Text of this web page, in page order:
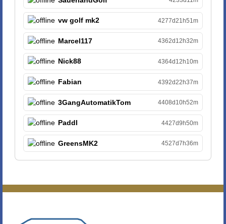
vw golf mk2 4277d21h51m
Marcel117 4362d12h32m
Nick88 4364d12h10m
Fabian 4392d22h37m
3GangAutomatikTom 4408d10h52m
Paddl 4427d9h50m
GreensMK2 4527d7h36m